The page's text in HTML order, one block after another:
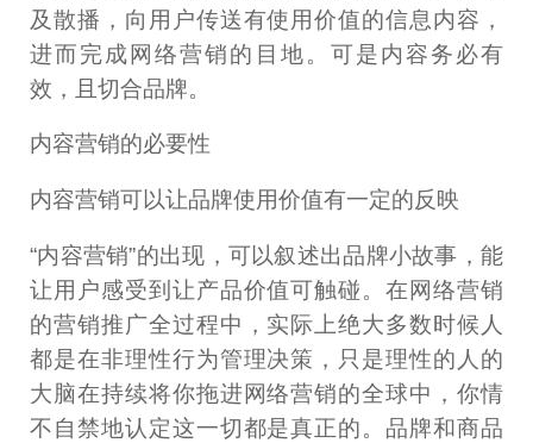
及散播，向用户传送有使用价值的信息内容，
进而完成网络营销的目地。可是内容务必有
效，且切合品牌。
内容营销的必要性
内容营销可以让品牌使用价值有一定的反映
“内容营销”的出现，可以叙述出品牌小故事，能
让用户感受到让产品价值可触碰。在网络营销
的营销推广全过程中，实际上绝大多数时候人
都是在非理性行为管理决策，只是理性的人的
大脑在持续将你拖进网络营销的全球中，你情
不自禁地认定这一切都是真正的。品牌和商品